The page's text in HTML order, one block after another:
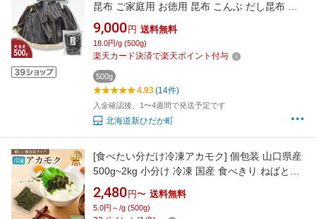
昆布 ご家庭用 お徳用 昆布 こんぶ だし昆布 お
出汁 出汁 だし 和風 みついし 三石 魚介 魚貝 海
鮮 海産物 海の幸 常温 昆布巻き 佃煮 お鍋 おで
ん 湯豆腐 グルタミン酸 旨味 うま味 お中元 お
9,000 円 送料無料
18.0円/g (500g)
楽天カード決済で楽天ポイント付与
500g
4.93(14件)
入金確認後、1〜4週間で発送予定です
北海道新ひだか町
[食べたい分だけ冷凍アカモク] 個包装 山口県産
500g~2kg 小分け 冷凍 国産 食べきり ねばとろ
海藻 食品 便利 あかもく ギバサ フコイダン フ
コキサンチン ダイエット もずく ご飯にかける
だけ ご飯のお供 納豆 味噌汁 食物繊維 ミネラル
2,480 円〜 送料無料
5.0円～/g (500g)